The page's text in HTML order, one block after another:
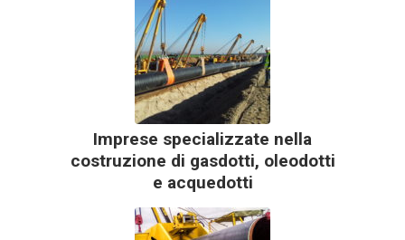
Imprese specializzate nella
costruzione di gasdotti, oleodotti
e acquedotti